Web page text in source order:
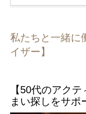
私たちと一緒に
イザー】
【50代のアク
まい探しをサポ